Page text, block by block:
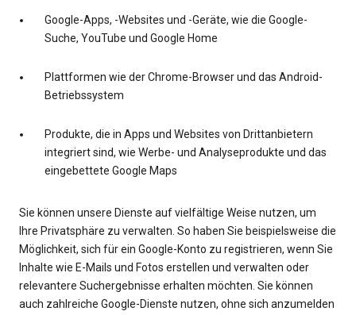
Google-Apps, -Websites und -Geräte, wie die Google-
Suche, YouTube und Google Home
Plattformen wie der Chrome-Browser und das Android-
Betriebssystem
Produkte, die in Apps und Websites von Drittanbietern
integriert sind, wie Werbe- und Analyseprodukte und das
eingebettete Google Maps
Sie können unsere Dienste auf vielfältige Weise nutzen, um
Ihre Privatsphäre zu verwalten. So haben Sie beispielsweise die
Möglichkeit, sich für ein Google-Konto zu registrieren, wenn Sie
Inhalte wie E-Mails und Fotos erstellen und verwalten oder
relevantere Suchergebnisse erhalten möchten. Sie können
auch zahlreiche Google-Dienste nutzen, ohne sich anzumelden